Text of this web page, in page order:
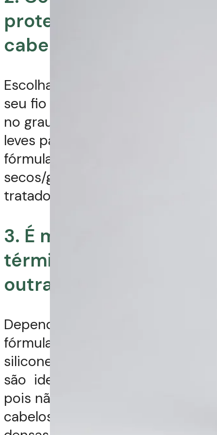
protetor térmico para
cabelo?
Escolha com base na textura do
seu fio (fino, médio ou grosso) e
no grau de dano. Formas mais
leves para fios finos/oleosos e
fórmulas mais densas para fios
secos/grossos/quimicamente
tratados.
3. É melhor protetor
térmico em creme de
outra forma?
Depende do seu cabelo:
fórmulas mais leves como
silicones nobres em associações
são ideais para cabelos finos,
pois não promovem peso aos
cabelos. As fórmulas mais